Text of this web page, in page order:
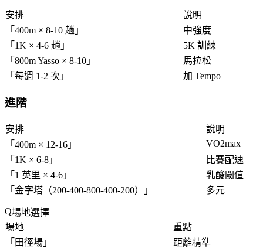
安排
說明
「 400m × 8-10 趟 」
中強度
「 1K × 4-6 趟 」
5K 訓練
「 800m Yasso × 8-10 」
馬拉松
「 每週 1-2 次 」 加 Tempo
進階
安排
說明
「 400m × 12-16 」
VO2max
「 1K × 6-8 」
比賽配速
「 1 英里 × 4-6 」
乳酸閾值
「 金字塔（200-400-800-400-200） 」 多元
場地選擇
場地
重點
「 田徑場 」
距離精準